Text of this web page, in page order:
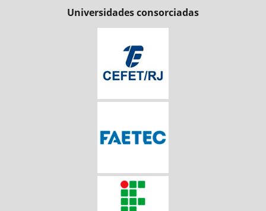
Universidades consorciadas